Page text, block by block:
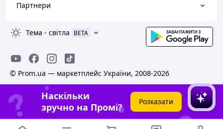
Партнери
Тема - світла BETA
© Prom.ua — маркетплейс України, 2008-2026
Наскільки
зручно на Промі?
Розказати